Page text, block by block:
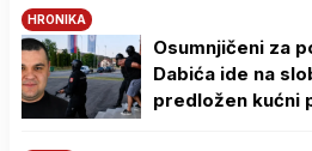
HRONIKA
Osumnjičeni za
Dabića ide na
predložen kućni